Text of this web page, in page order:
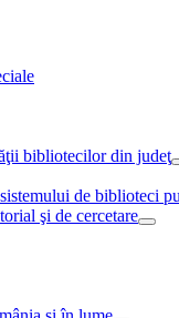
bibliotecilor din judeţ
de biblioteci
şi de cercetare